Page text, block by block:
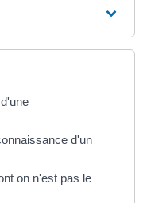
d'un
on n'est pas le